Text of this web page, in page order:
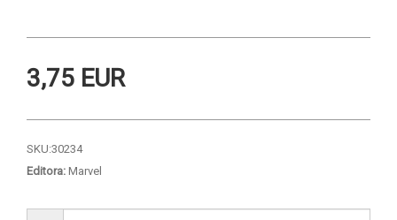
3,75 EUR
SKU:30234
Editora: Marvel